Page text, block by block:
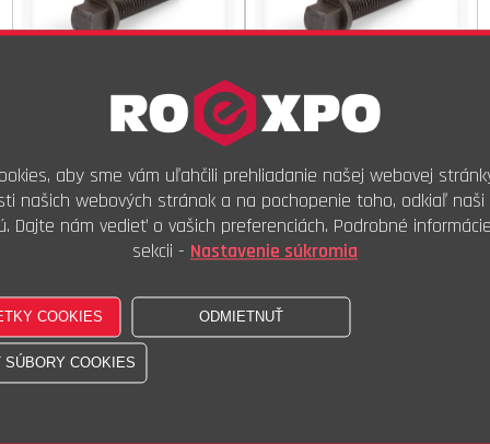
486,16 €s DPH
395,25 €bez DPH
Kúpiť
244,77 €s DPH
199,00 €bez DPH
100ks
M10x060
DIN 478 ISO STN DIN 478 ISO STN
aby sme vám uľahčili prehliadanie našej webovej
našich webových stránok a na pochopenie toho, odkiaľ naši
Dajte nám vedieť o vašich preferenciách. Podrobné
sekcii - Nastavenie súkromia